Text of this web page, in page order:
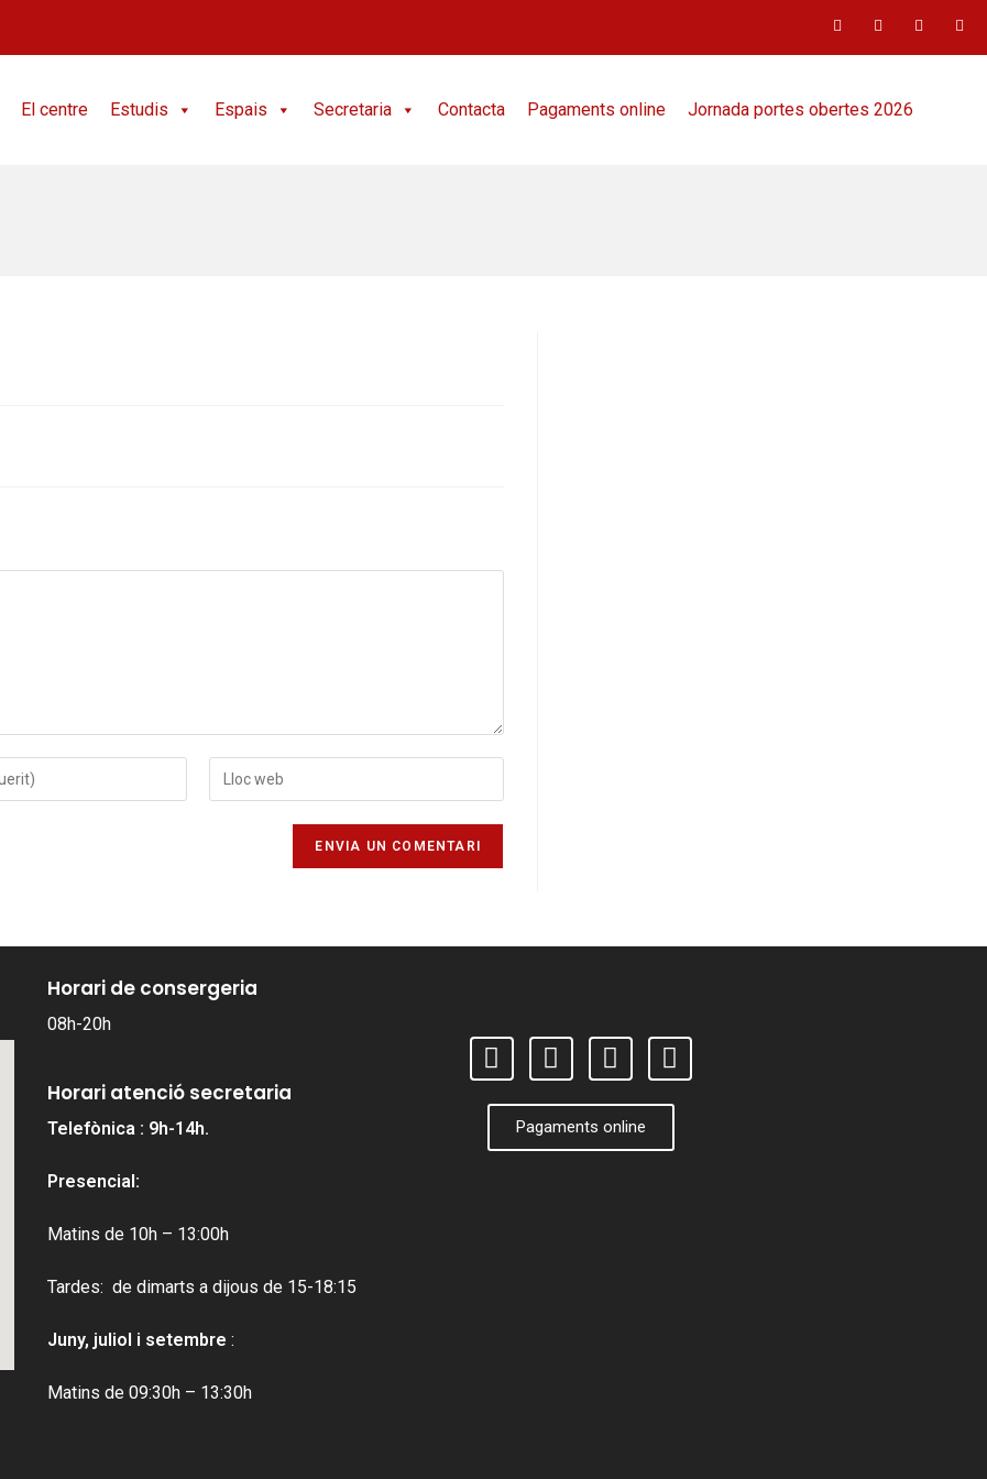
El centre Estudis Espais Secretaria Contacta Pagaments online Jornada portes obertes 2026
Horari de consergeria
08h-20h
Horari atenció secretaria
Telefònica : 9h-14h.
Presencial:
Matins de 10h – 13:00h
Tardes: de dimarts a dijous de 15-18:15
Juny, juliol i setembre :
Matins de 09:30h – 13:30h
Pagaments online